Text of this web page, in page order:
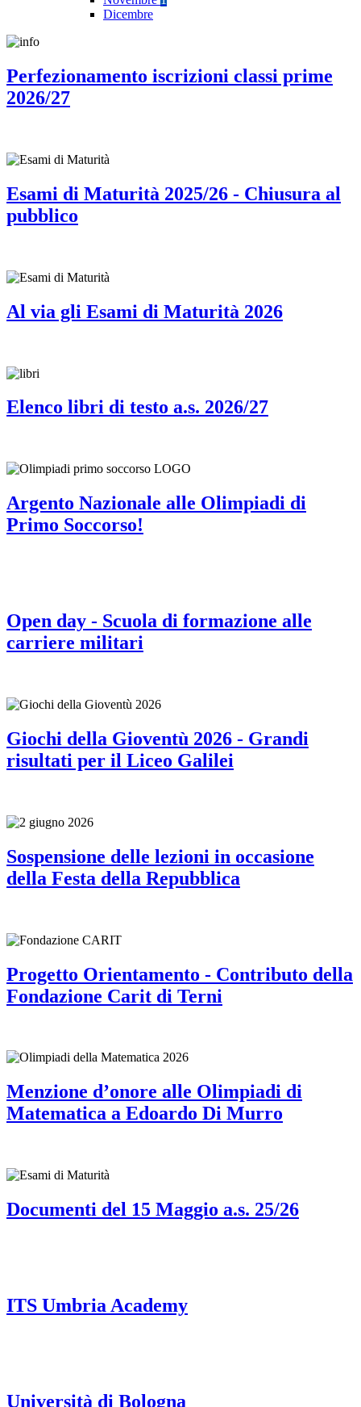
Dicembre
Perfezionamento iscrizioni classi prime
2026/27
Esami di Maturità 2025/26 - Chiusura al
pubblico
Al via gli Esami di Maturità 2026
Elenco libri di testo a.s. 2026/27
Argento Nazionale alle Olimpiadi di
Primo Soccorso!
Open day - Scuola di formazione alle
carriere militari
Giochi della Gioventù 2026 - Grandi
risultati per il Liceo Galilei
Sospensione delle lezioni in occasione
della Festa della Repubblica
Progetto Orientamento - Contributo della
Fondazione Carit di Terni
Menzione d’onore alle Olimpiadi di
Matematica a Edoardo Di Murro
Documenti del 15 Maggio a.s. 25/26
ITS Umbria Academy
Università di Bologna